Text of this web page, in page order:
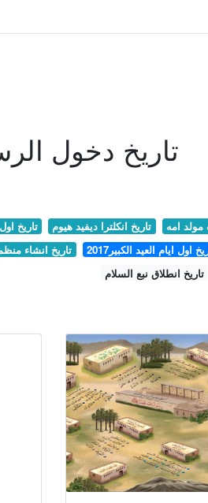
تاريخ دخول
تاريخ تاريخ انكلترا ديفيد هيوم مولد امه
تاريخ انشاء
اول ايام العيد الكبير2017
تاريخ انطلاق نبع السلام